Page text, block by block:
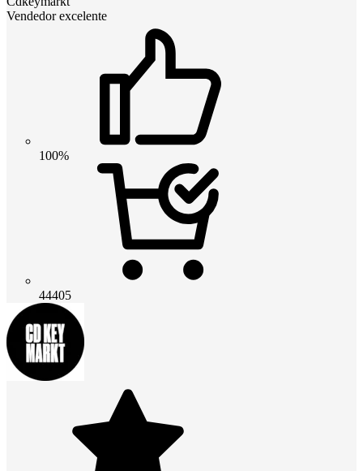
Vendedor excelente
100%
44405